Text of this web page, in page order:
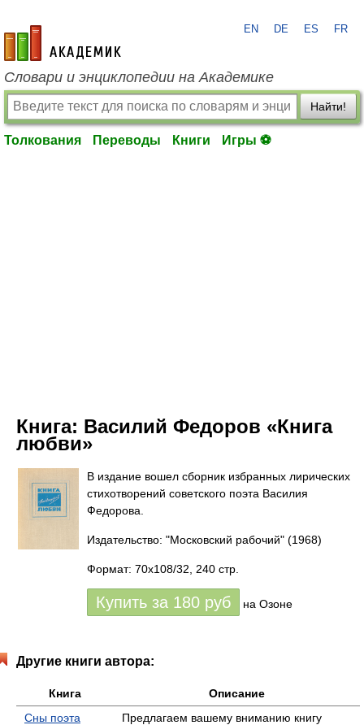
academic.ru
EN DE ES FR
Словари и энциклопедии на Академике
Найти!
Толкования Переводы Книги Игры ⚽
Книга: Василий Федоров «Книга
любви»
В издание вошел сборник избранных лирических
стихотворений советского поэта Василия
Федорова.
Издательство: "Московский рабочий" (1968)
Формат: 70x108/32, 240 стр.
Купить за 180 руб на Озоне
Другие книги автора:
Книга
Описание
Сны поэта
Предлагаем вашему вниманию книгу